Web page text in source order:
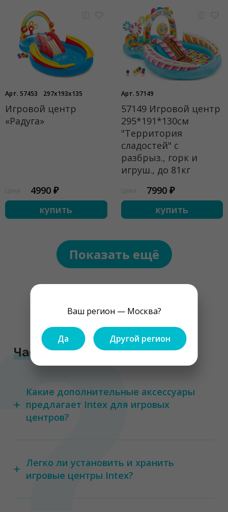
Ваш регион — Москва?
Да Другой регион
Арт. 57453 297x193x135
Игровой центр
«Радуга»
4990 ₽
купить
Арт. 57149
57149 Игровой центр
295*191*130см
"Территория
сладостей" с
разбрыз., горк и
игруш., до 81кг
7990 ₽
купить
Показать ещё
Частые вопросы
Какие дополнительные аксессуары
предлагает Intex для игровых
центров?
Легко ли установить и хранить
игровые центры Intex?